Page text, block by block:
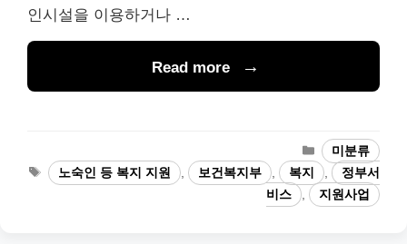
인시설을 이용하거나 …
Read more
카
테
고
리
미분류
태
그
노숙인 등 복지 지원 보건복지부 복지
정부서
비스
지원사업